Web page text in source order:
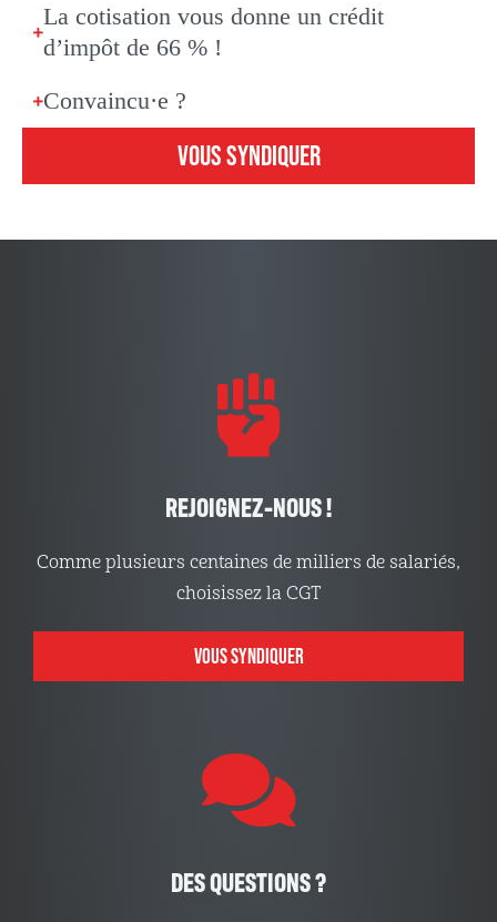
La cotisation vous donne un crédit
d’impôt de 66 % !
Convaincu·e ?
VOUS SYNDIQUER
REJOIGNEZ-NOUS !
Comme plusieurs centaines de milliers de salariés,
choisissez la CGT
VOUS SYNDIQUER
DES QUESTIONS ?